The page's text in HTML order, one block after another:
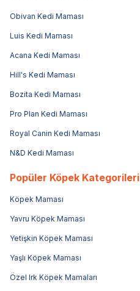
Obivan Kedi Maması
Luis Kedi Maması
Acana Kedi Maması
Hill's Kedi Maması
Bozita Kedi Maması
Pro Plan Kedi Maması
Royal Canin Kedi Maması
N&D Kedi Maması
Popüler Köpek Kategorileri
Köpek Maması
Yavru Köpek Maması
Yetişkin Köpek Maması
Yaşlı Köpek Maması
Özel Irk Köpek Mamaları